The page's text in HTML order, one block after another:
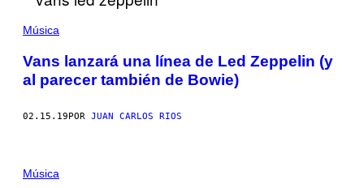
Música
Vans lanzará una línea de Led Zeppelin (y
al parecer también de Bowie)
02.15.19POR JUAN CARLOS RIOS
Música